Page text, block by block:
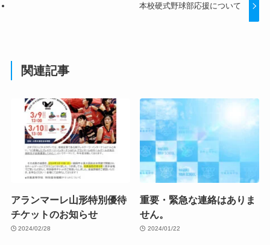
本校硬式野球部応援について
関連記事
アランマーレ山形特別優待
チケットのお知らせ
2024/02/28
重要・緊急な連絡はありま
せん。
2024/01/22